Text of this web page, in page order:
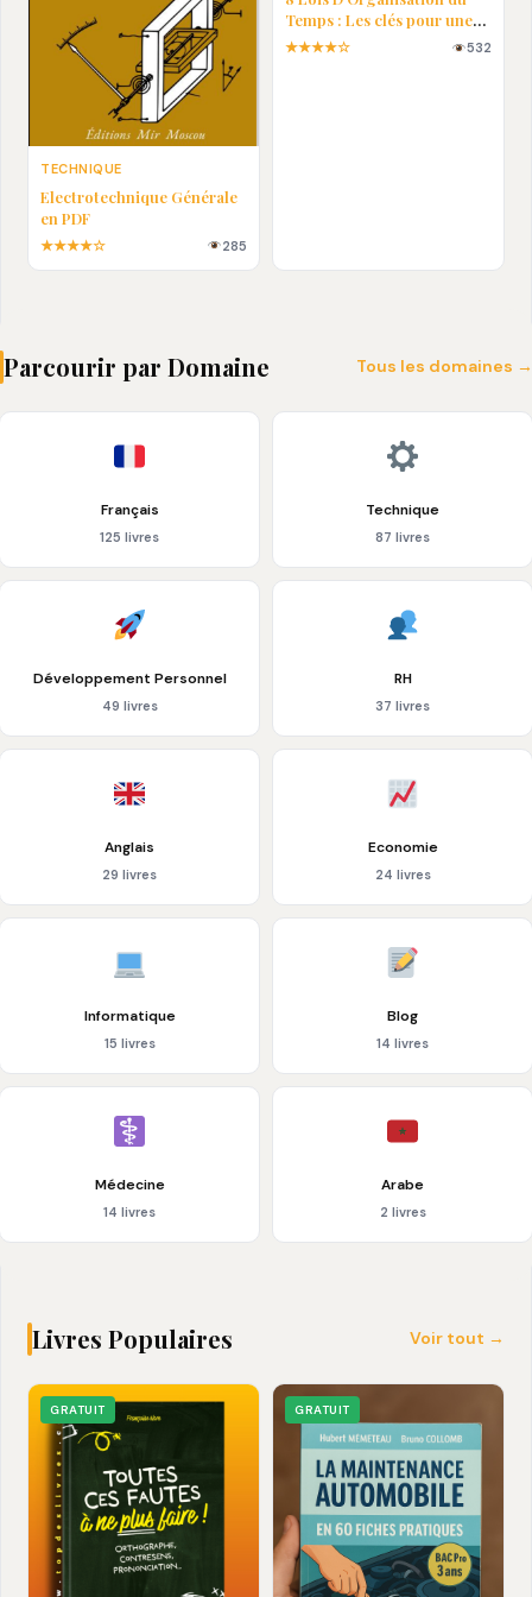
TECHNIQUE
Electrotechnique Générale
en PDF
★★★★☆ 285
Temps : Les clés pour une
vie plus efficace
★★★★☆ 532
Parcourir par Domaine Tous les domaines →
Français
125 livres
Technique
87 livres
Développement Personnel
49 livres
RH
37 livres
Anglais
29 livres
Economie
24 livres
Informatique
15 livres
Blog
14 livres
Médecine
14 livres
Arabe
2 livres
Livres Populaires Voir tout →
GRATUIT GRATUIT